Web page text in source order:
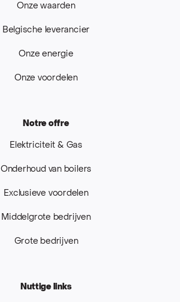
Onze waarden
Belgische leverancier
Onze energie
Onze voordelen
Notre offre
Elektriciteit & Gas
Onderhoud van boilers
Exclusieve voordelen
Middelgrote bedrijven
Grote bedrijven
Nuttige links